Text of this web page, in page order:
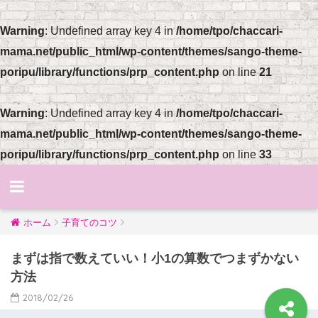
Warning: Undefined array key 4 in/home/tpo/chaccari-
mama.net/public_html/wp-content/themes/sango-theme-
poripu/library/functions/prp_content.php on line21
Warning: Undefined array key 4 in/home/tpo/chaccari-
mama.net/public_html/wp-content/themes/sango-theme-
poripu/library/functions/prp_content.php on line33
ホーム 子育てのコツ
まずは指で数えていい！小1の算数でつまずかない
方法
2018/02/26